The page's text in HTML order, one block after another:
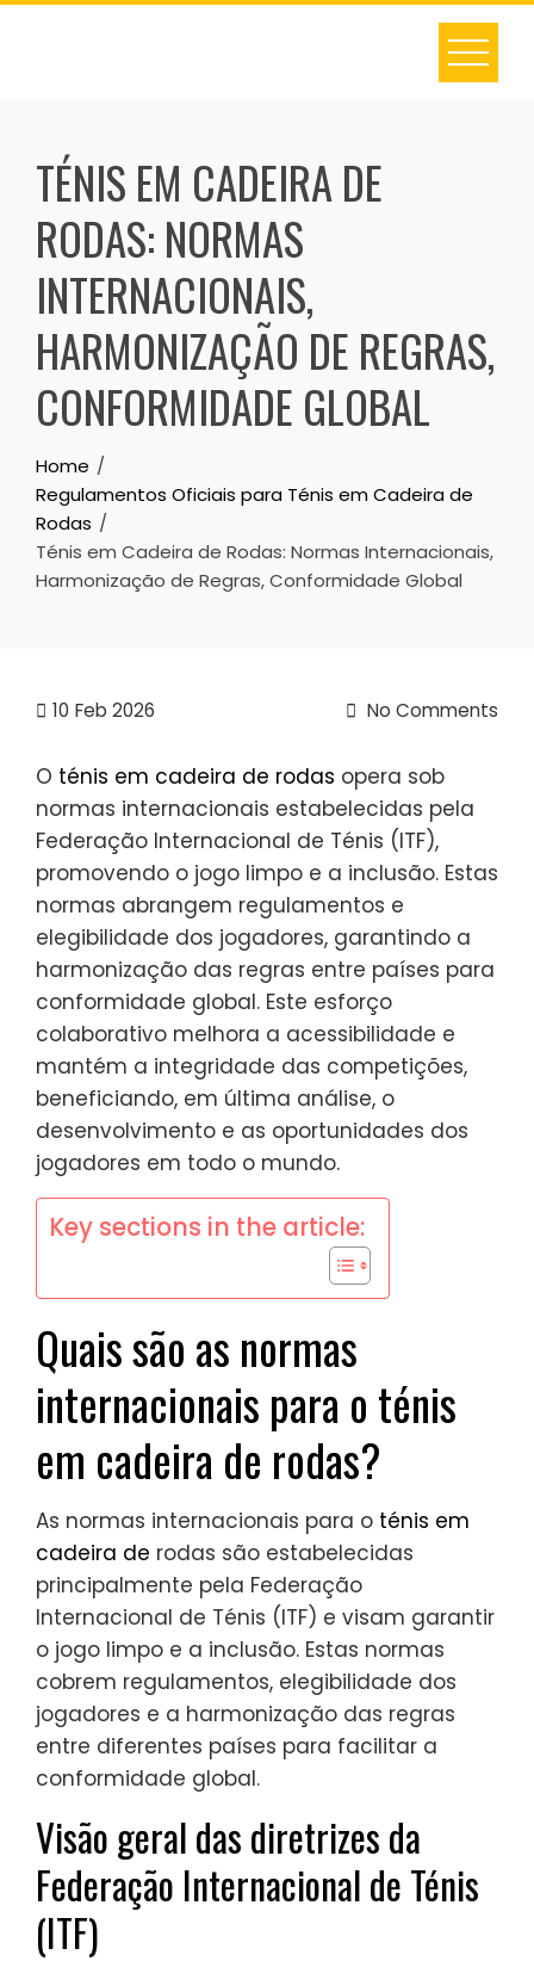
Skip
TÉNIS EM CADEIRA DE
RODAS: NORMAS
INTERNACIONAIS,
HARMONIZAÇÃO DE REGRAS,
CONFORMIDADE GLOBAL
Home
Regulamentos Oficiais para Ténis em Cadeira de
Rodas
Ténis em Cadeira de Rodas: Normas Internacionais,
Harmonização de Regras, Conformidade Global
10 Feb 2026 No Comments
O ténis em cadeira de rodas opera sob
normas internacionais estabelecidas pela
Federação Internacional de Ténis (ITF),
promovendo o jogo limpo e a inclusão. Estas
normas abrangem regulamentos e
elegibilidade dos jogadores, garantindo a
harmonização das regras entre países para
conformidade global. Este esforço
colaborativo melhora a acessibilidade e
mantém a integridade das competições,
beneficiando, em última análise, o
desenvolvimento e as oportunidades dos
jogadores em todo o mundo.
Key sections in the article:
Quais são as normas
internacionais para o ténis
em cadeira de rodas?
As normas internacionais para o ténis em
cadeira de rodas são estabelecidas
principalmente pela Federação
Internacional de Ténis (ITF) e visam garantir
o jogo limpo e a inclusão. Estas normas
cobrem regulamentos, elegibilidade dos
jogadores e a harmonização das regras
entre diferentes países para facilitar a
conformidade global.
Visão geral das diretrizes da
Federação Internacional de Ténis
(ITF)